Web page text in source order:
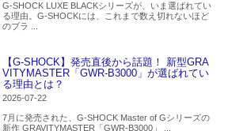
G-SHOCK LUXE BLACKシリーズが、いま選ばれてい
る理由。G-SHOCKには、これまで数え切れないほど
のブラ ...
【G-SHOCK】発売直後から話題！ 新型GRA
VITYMASTER「GWR-B3000」が選ばれてい
る理由とは？
2026-07-22
7月に発売された、G-SHOCK Master of Gシリーズの
新作 GRAVITYMASTER「GWR-B3000」 ...